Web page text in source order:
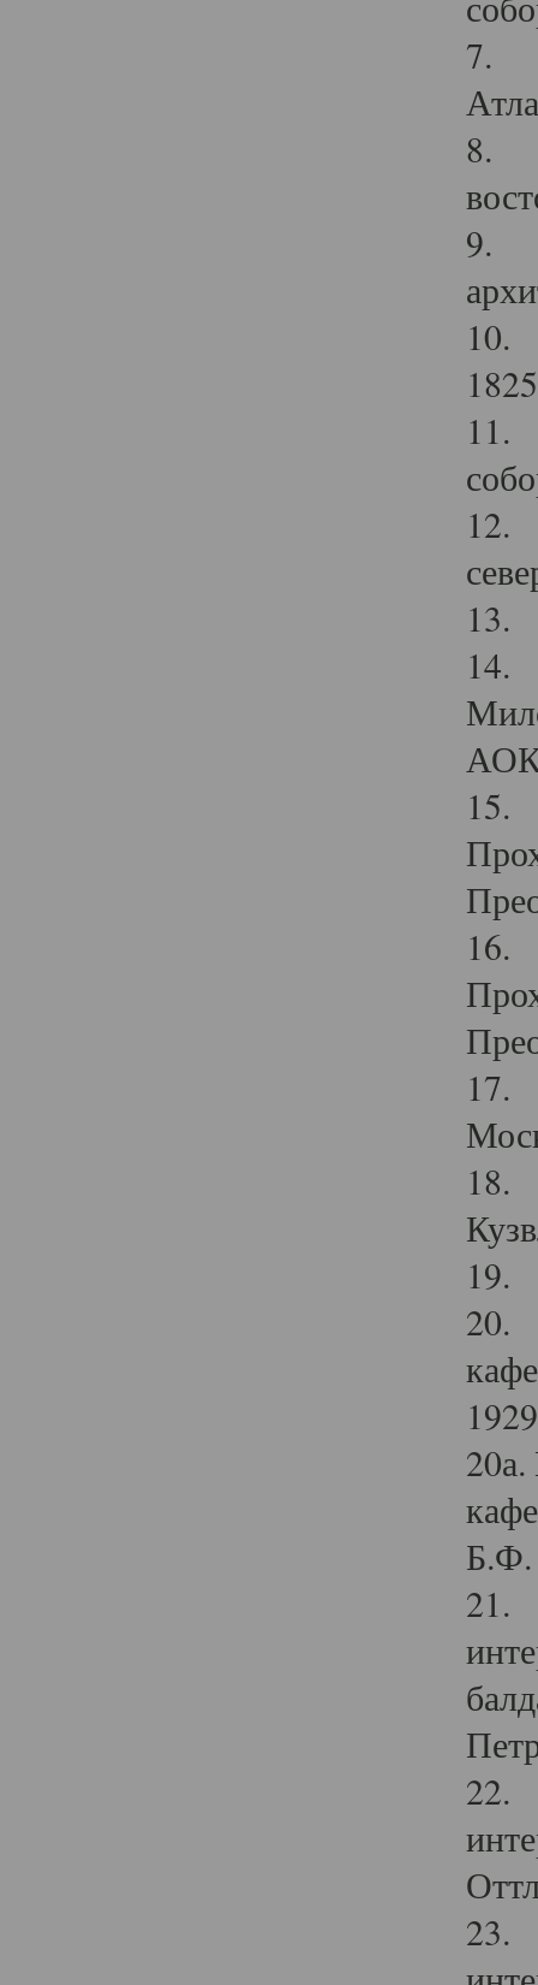
7.
8.
9.
10.
11.
12.
13.
14.
15.
16.
17.
18.
19.
20.
Б.Ф.
21.
22.
23.